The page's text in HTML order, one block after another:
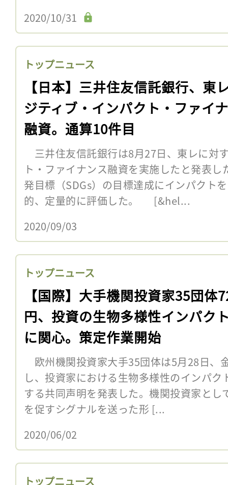
2020/10/31
トップニュース
【日本】三井住友信託銀行、東
ジティブ・インパクト・ファイ
融資。通算10件目
三井住友信託銀行は8月27日、東レに対
ト・ファイナンス融資を実施したと発表
発目標（SDGs）の目標達成にインパクト
的、定量的に評価した。 [&hel...
2020/09/03
トップニュース
【国際】大手機関投資家35団体
円、投資の生物多様性インパク
に関心。策定作業開始
欧州機関投資家大手35団体は5月28日、
し、投資家における生物多様性のインパ
する共同声明を発表した。機関投資家と
を促すシグナルを送った形 [...
2020/06/02
トップニュース